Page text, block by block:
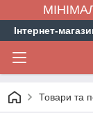
Інтернет-
Товари та